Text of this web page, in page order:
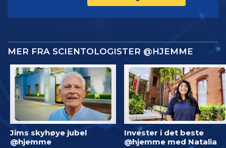
MER FRA SCIENTOLOGISTER @HJEMME
Jims skyhøye jubel
@hjemme
Invester i det beste
@hjemme med Natalia